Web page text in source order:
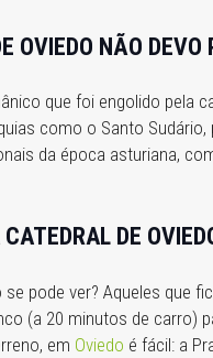
OVIEDO NÃO DEVO
que foi engolido pela
como o Santo
da época asturiana,
DE
pode ver? Aqueles que
(a 20 minutos de carro)
em Oviedo é fácil: a